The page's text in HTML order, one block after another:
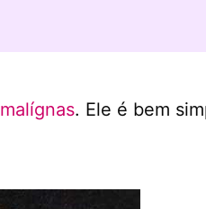
. Ele é bem